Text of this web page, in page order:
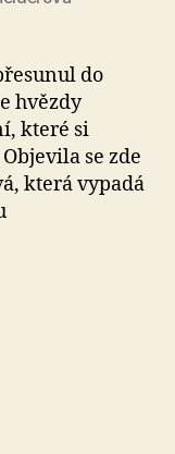
do
hvězdy
které si
se zde
která vypadá